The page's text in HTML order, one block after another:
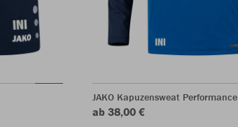
JAKO Kapuzensweat Performance
ab 38,00 €